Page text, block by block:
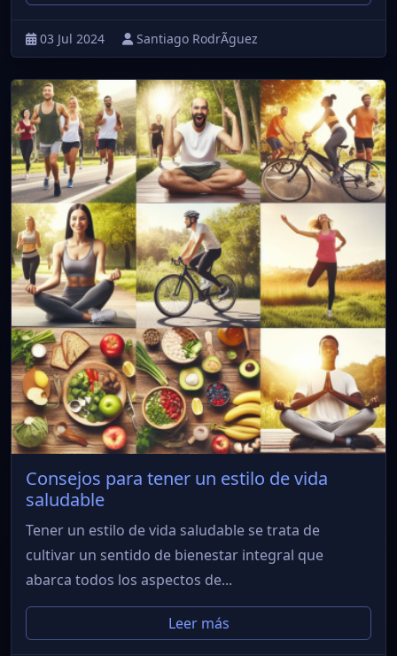
03 Jul 2024 Santiago RodrÃ­guez
Consejos para tener un estilo de vida
saludable
Tener un estilo de vida saludable se trata de
cultivar un sentido de bienestar integral que
abarca todos los aspectos de...
Leer más